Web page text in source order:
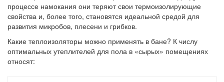
процессе намокания они теряют свои термоизолирующие
свойства и, более того, становятся идеальной средой для
развития микробов, плесени и грибков.
Какие теплоизоляторы можно применять в бане? К числу
оптимальных утеплителей для пола в «сырых» помещениях
относят: